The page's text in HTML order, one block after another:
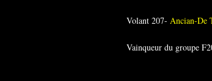
Volant 207- Ancian-De
Vainqueur du groupe